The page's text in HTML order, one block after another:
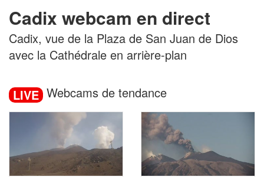
Cadix webcam en direct
Cadix, vue de la Plaza de San Juan de Dios
avec la Cathédrale en arrière-plan
LIVE Webcams de tendance